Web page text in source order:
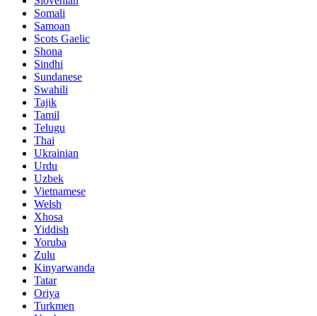
Somali
Samoan
Scots Gaelic
Shona
Sindhi
Sundanese
Swahili
Tajik
Tamil
Telugu
Thai
Ukrainian
Urdu
Uzbek
Vietnamese
Welsh
Xhosa
Yiddish
Yoruba
Zulu
Kinyarwanda
Tatar
Oriya
Turkmen